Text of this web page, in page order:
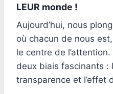
LEUR monde !
Aujourd’hui, nous
où chacun de nous
le centre de
deux biais fascinants :
transparence et l’effet